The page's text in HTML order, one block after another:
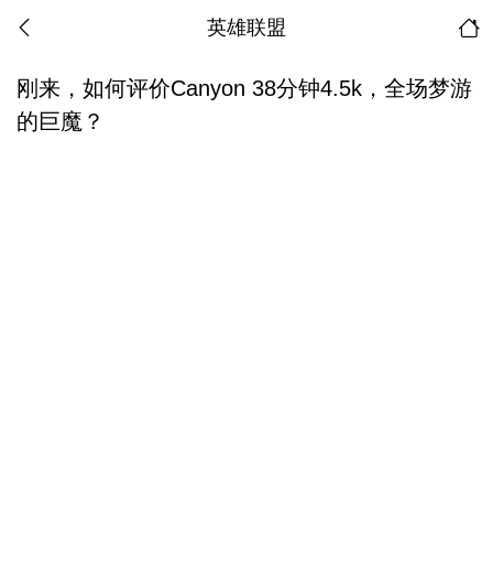
英雄联盟
刚来，如何评价Canyon 38分钟4.5k，全场梦游
的巨魔？